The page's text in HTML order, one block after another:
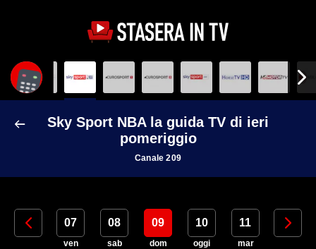
Sky Sport NBA la guida TV di ieri
pomeriggio
Canale 209
06 07
ven
08
sab
09
dom
10
oggi
11
mar
12